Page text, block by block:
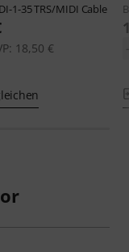
1-35 TRS/MIDI Cable
18,50 €